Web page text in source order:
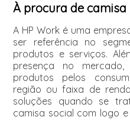
À procura de camisa
A HP Work é uma
ser referência no
produtos e serviços.
presença no
produtos pelos
região ou faixa de
soluções quando se
camisa social com logo